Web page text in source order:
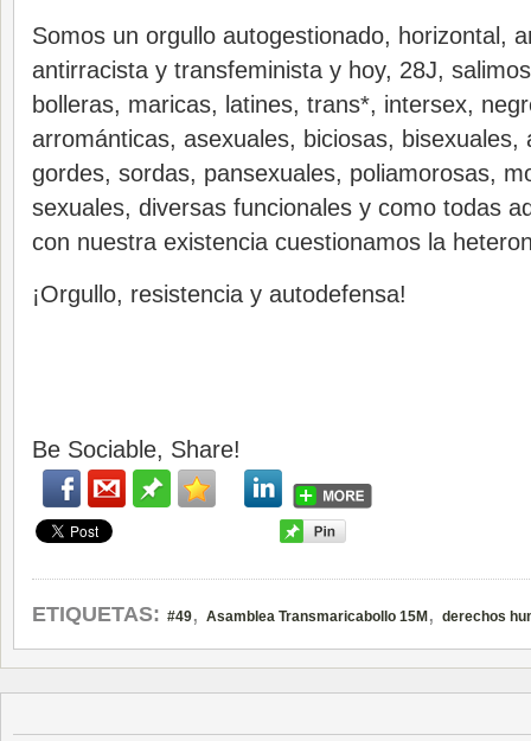
Somos un orgullo autogestionado, horizontal,
antirracista y transfeminista y hoy, 28J,
bolleras, maricas, latines, trans*, intersex,
arrománticas, asexuales, biciosas, bisexuales,
gordes, sordas, pansexuales, poliamorosas,
sexuales, diversas funcionales y como todas
con nuestra existencia cuestionamos la
¡Orgullo, resistencia y autodefensa!
Be Sociable, Share!
ETIQUETAS: #49, Asamblea Transmaricabollo 15M , derechos